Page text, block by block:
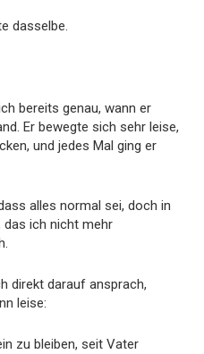
dasselbe.
bereits genau, wann er
Er bewegte sich sehr leise,
und jedes Mal ging er
alles normal sei, doch in
das ich nicht mehr
direkt darauf ansprach,
leise:
zu bleiben, seit Vater